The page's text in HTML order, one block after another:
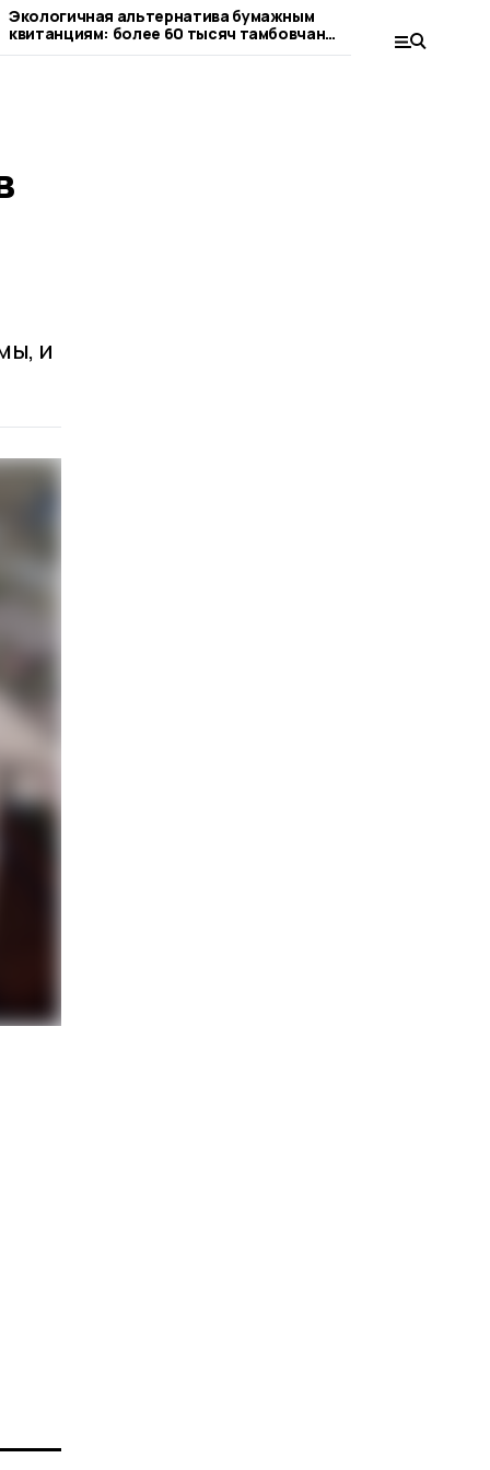
Экологичная альтернатива бумажным
квитанциям: более 60 тысяч тамбовчан
оплачивают газ онлайн
альтернатива:
тамбовчан
и